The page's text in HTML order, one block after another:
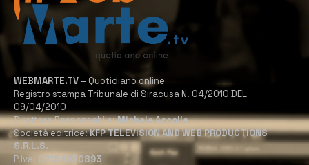
WEBMARTE.TV – Quotidiano online
Registro stampa Tribunale di Siracusa N. 04/2010 DEL
09/04/2010
Direttore Responsabile:Michele Accolla
Società editrice:KFP TELEVISION AND WEB PRODUCTIONS
S.R.L.S.
P.Iva: 02184950893